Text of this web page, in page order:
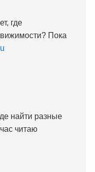
где
Пока
найти разные
читаю